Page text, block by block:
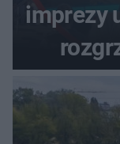
imprezy